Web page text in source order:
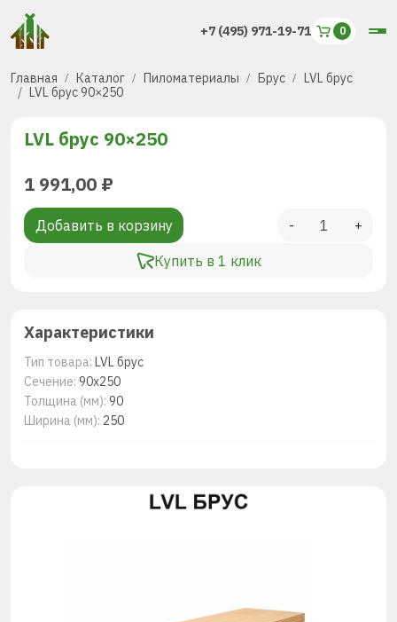
+7 (495) 971-19-71
Главная Каталог Пиломатериалы Брус
LVL брус
LVL брус 90×250
LVL брус 90×250
1 991,00 ₽
Добавить в корзину
Купить в 1 клик
- +
Характеристики
Тип товара: LVL брус
Сечение: 90х250
Толщина (мм): 90
Ширина (мм): 250